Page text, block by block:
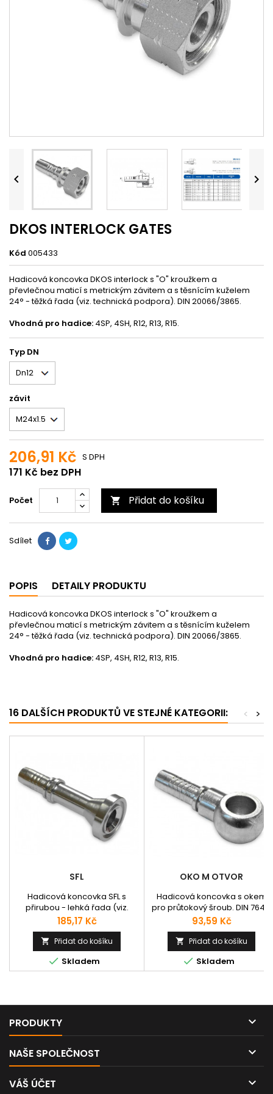
 
DKOS INTERLOCK GATES
Kód 005433
Hadicová koncovka DKOS interlock s "O" kroužkem a
převlečnou maticí s metrickým závitem a s těsnícím kuželem
24° - těžká řada (viz. technická podpora). DIN 20066/3865.
Vhodná pro hadice: 4SP, 4SH, R12, R13, R15.
Typ DN
závit
206,91 Kč
171 Kč bez DPH
S DPH
Počet  Přidat do košíku
Sdílet
POPIS DETAILY PRODUKTU
Hadicová koncovka DKOS interlock s "O" kroužkem a
převlečnou maticí s metrickým závitem a s těsnícím kuželem
24° - těžká řada (viz. technická podpora). DIN 20066/3865.
Vhodná pro hadice: 4SP, 4SH, R12, R13, R15.
16 DALŠÍCH PRODUKTŮ VE STEJNÉ KATEGORII: >
<
SFL
Hadicová koncovka SFL s
přirubou - lehká řada (viz.
technická podpora). SAE J516,
SAE 1518. Použití pro tlaky do
3000psi. Vhodná pro hadice:
1SN, 2SN, 1K, 2K, 1SC, 2SC, 1TE,
2TE, 3TE, EQUATOR,
SCHIELDMASTER, ROCKMASTER,
PILOT, ETERNITY. Katalogové
číslo: M23311Koncovku je nutné
doplnit vitonovým...
Cena
185,17 Kč
 Přidat do košíku
 Skladem
OKO M OTVOR
Hadicová koncovka s okem
pro průtokový šroub. DIN 7642.
Katalogové číslo: O20310
Cena
93,59 Kč
 Přidat do košíku
 Skladem
PRODUKTY 
NAŠE SPOLEČNOST 
VÁŠ ÚČET 